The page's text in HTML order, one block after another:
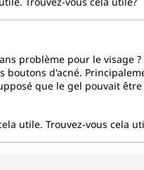
problème pour le visage
boutons d'acné.
que le gel pouvait
utile. Trouvez-vous cela